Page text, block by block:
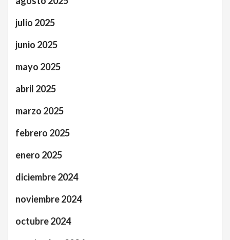
julio 2025
junio 2025
mayo 2025
abril 2025
marzo 2025
febrero 2025
enero 2025
diciembre 2024
noviembre 2024
octubre 2024